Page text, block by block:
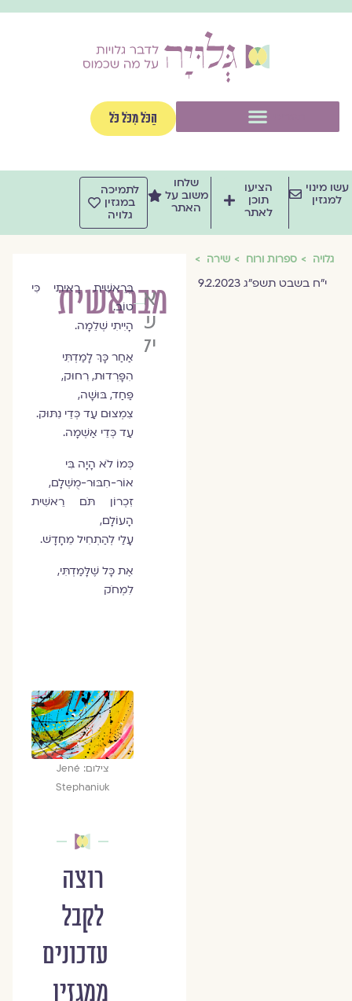
לתוכן
הַכֹּל מִכֹּל כֹּל
עשו מינוי
למגזין
הציעו
תוכן
לאתר
שלחו
משוב על
האתר
לתמיכה
במגזין
גלויה
גלויה ספרות ורוח שירה
י״ח בשבט תשפ״ג 9.2.2023 מבראשית
איריס
שפירא
ילון
בְּרֵאשִׁית רָאִיתִי כִּי
טוֹב.
הָיִיתִי שְׁלֵמָה.
אַחַר כָּךְ לָמַדְתִּי
הִפָּרְדוּת, רִחוּק,
פַּחַד, בּוּשָׁה,
צִמְצוּם עַד כְּדֵי נִתּוּק.
עַד כְּדֵי אַשְׁמָה.
כְּמוֹ לֹא הָיָה בִּי
אוֹר-חִבּוּר-מֻשְׁלָם,
זִכְרוֹן תֹּם רֵאשִׁית
הָעוֹלָם,
עָלַי לְהַתְחִיל מֵחָדָשׁ.
אֶת כָּל שֶׁלָּמַדְתִּי,
לִמְחֹק
צילום: Jené
Stephaniuk
רוצה
לקבל
עדכונים
ממגזין